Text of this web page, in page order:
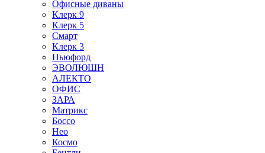
Офисные диваны
Клерк 9
Клерк 5
Смарт
Клерк 3
Ньюфорд
ЭВОЛЮШН
АЛЕКТО
ОФИС
ЗАРА
Матрикс
Боссо
Нео
Космо